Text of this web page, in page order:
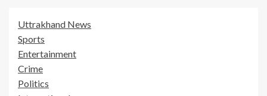
Uttrakhand News
Sports
Entertainment
Crime
Politics